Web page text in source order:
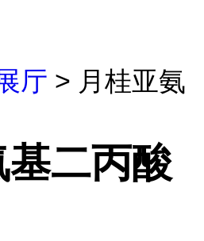
厅 > 月桂亚氨
基二丙酸